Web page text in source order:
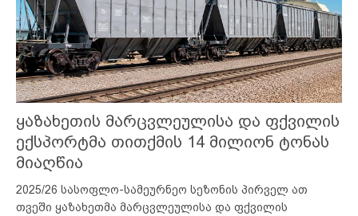
ყაზახეთის მარცვლეულისა და ფქვილის
ექსპორტმა თითქმის 14 მილიონ ტონას
მიაღწია
2025/26 სასოფლო-სამეურნეო სეზონის პირველ ათ
თვეში ყაზახეთმა მარცვლეულისა და ფქვილის